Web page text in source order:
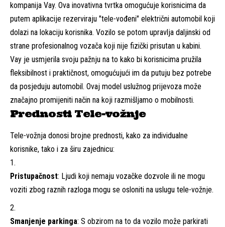
kompanija Vay. Ova inovativna tvrtka omogućuje korisnicima da
putem aplikacije rezerviraju "tele-vođeni" električni automobil koji
dolazi na lokaciju korisnika. Vozilo se potom upravlja daljinski od
strane profesionalnog vozača koji nije fizički prisutan u kabini.
Vay je usmjerila svoju pažnju na to kako bi korisnicima pružila
fleksibilnost i praktičnost, omogućujući im da putuju bez potrebe
da posjeduju automobil. Ovaj model uslužnog prijevoza može
značajno promijeniti način na koji razmišljamo o mobilnosti.
Prednosti Tele-vožnje
Tele-vožnja donosi brojne prednosti, kako za individualne
korisnike, tako i za širu zajednicu:
Pristupačnost: Ljudi koji nemaju vozačke dozvole ili ne mogu
voziti zbog raznih razloga mogu se osloniti na uslugu tele-vožnje.
Smanjenje parkinga: S obzirom na to da vozilo može parkirati